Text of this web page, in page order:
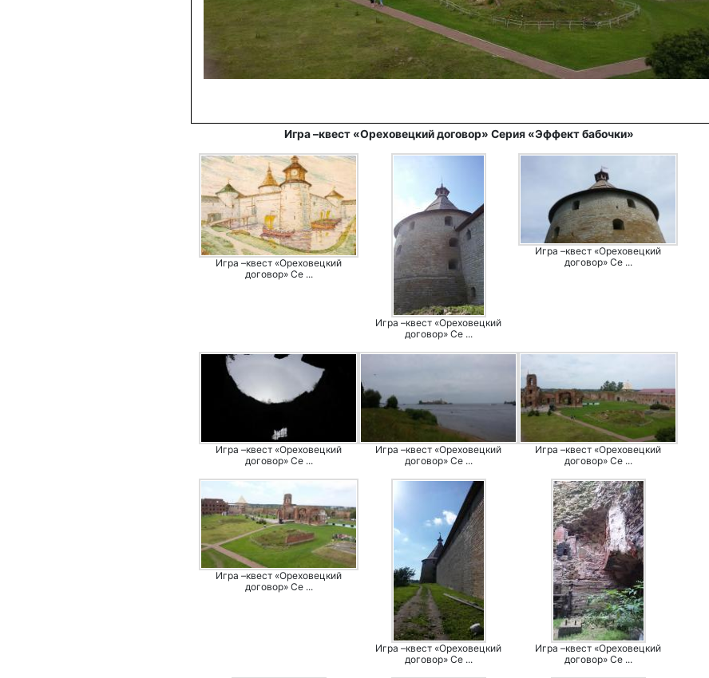
Игра –квест «Ореховецкий договор» Серия «Эффект бабочки»
Игра –квест «Ореховецкий
договор» Се ...
Игра –квест «Ореховецкий
договор» Се ...
Игра –квест «Ореховецкий
договор» Се ...
Игра –квест «Ореховецкий
договор» Се ...
Игра –квест «Ореховецкий
договор» Се ...
Игра –квест «Ореховецкий
договор» Се ...
Игра –квест «Ореховецкий
договор» Се ...
Игра –квест «Ореховецкий
договор» Се ...
Игра –квест «Ореховецкий
договор» Се ...